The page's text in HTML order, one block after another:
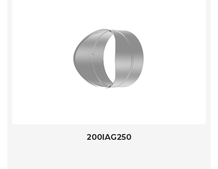
200IAG250